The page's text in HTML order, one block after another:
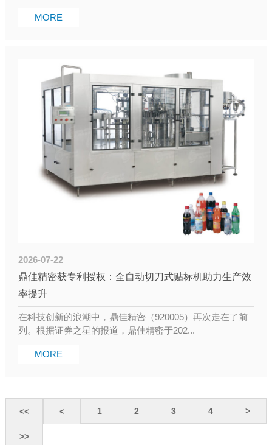
MORE
2026-07-22
鼎佳精密获专利授权：全自动切刀式贴标机助力生产效
率提升
在科技创新的浪潮中，鼎佳精密（920005）再次走在了前
列。根据证券之星的报道，鼎佳精密于202...
MORE
<< < 1 2 3 4 >
>>